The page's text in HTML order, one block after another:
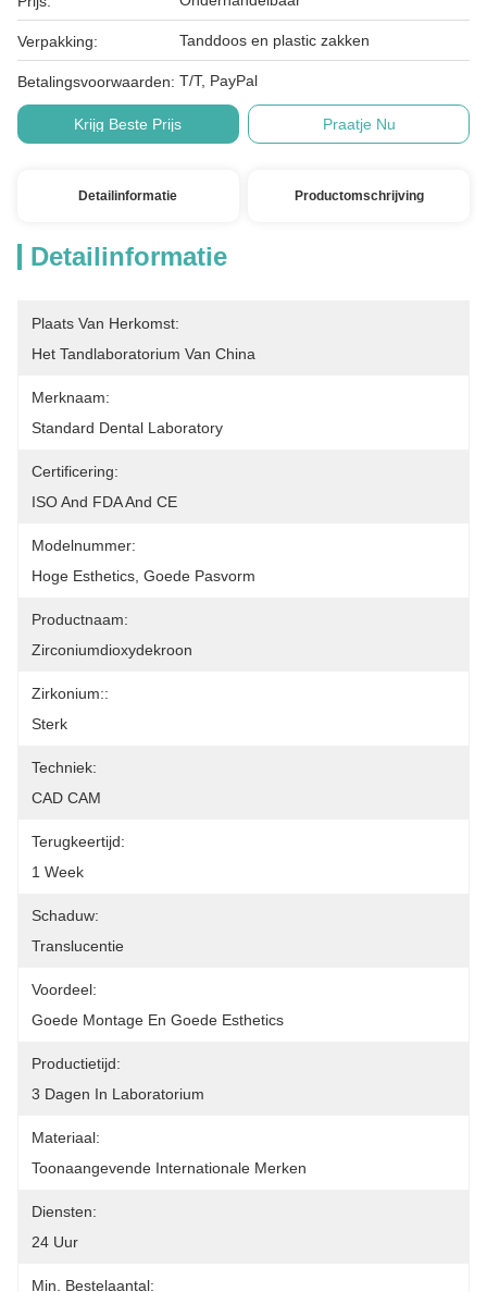
Verpakking: Tanddoos en plastic zakken
Betalingsvoorwaarden: T/T, PayPal
Krijg Beste Prijs Praatje Nu
Detailinformatie Productomschrijving
Detailinformatie
Plaats Van Herkomst:
Het Tandlaboratorium Van China
Merknaam:
Standard Dental Laboratory
Certificering:
ISO And FDA And CE
Modelnummer:
Hoge Esthetics, Goede Pasvorm
Productnaam:
Zirconiumdioxydekroon
Zirkonium::
Sterk
Techniek:
CAD CAM
Terugkeertijd:
1 Week
Schaduw:
Translucentie
Voordeel:
Goede Montage En Goede Esthetics
Productietijd:
3 Dagen In Laboratorium
Materiaal:
Toonaangevende Internationale Merken
Diensten:
24 Uur
Min. Bestelaantal: